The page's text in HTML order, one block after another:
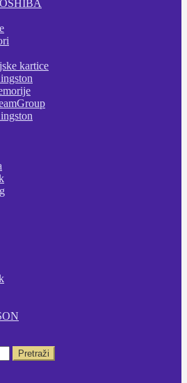
kartice
Pretraži